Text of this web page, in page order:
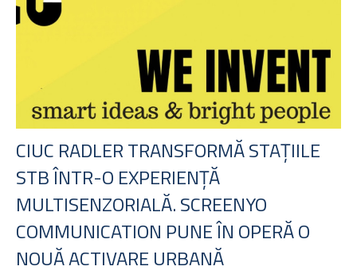
CIUC RADLER TRANSFORMĂ STAȚIILE
STB ÎNTR-O EXPERIENȚĂ
MULTISENZORIALĂ. SCREENYO
COMMUNICATION PUNE ÎN OPERĂ O
NOUĂ ACTIVARE URBANĂ